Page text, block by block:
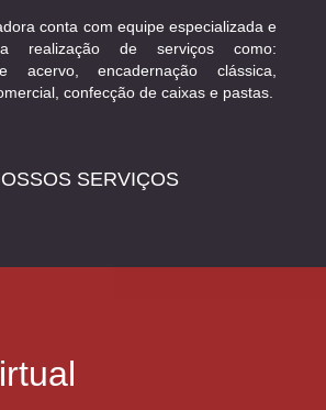
conta com equipe especializada e
realização de serviços como:
acervo, encadernação clássica,
confecção de caixas e pastas.
SERVIÇOS